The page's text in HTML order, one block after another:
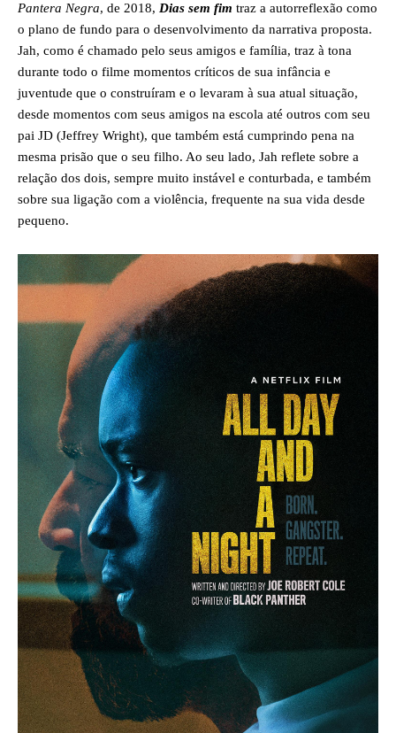
Pantera Negra, de 2018, Dias sem fim traz a autorreflexão como
o plano de fundo para o desenvolvimento da narrativa proposta.
Jah, como é chamado pelo seus amigos e família, traz à tona
durante todo o filme momentos críticos de sua infância e
juventude que o construíram e o levaram à sua atual situação,
desde momentos com seus amigos na escola até outros com seu
pai JD (Jeffrey Wright), que também está cumprindo pena na
mesma prisão que o seu filho. Ao seu lado, Jah reflete sobre a
relação dos dois, sempre muito instável e conturbada, e também
sobre sua ligação com a violência, frequente na sua vida desde
pequeno.